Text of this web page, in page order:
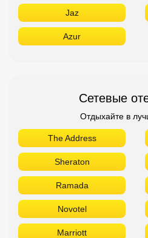
Jaz
Azur
Сетевые
Отдыхайте в
The Address
Sheraton
Ramada
Novotel
Marriott